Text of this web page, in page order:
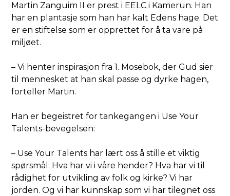
Martin Zanguim II er prest i EELC i Kamerun. Han
har en plantasje som han har kalt Edens hage. Det
er en stiftelse som er opprettet for å ta vare på
miljøet.
– Vi henter inspirasjon fra 1. Mosebok, der Gud sier
til mennesket at han skal passe og dyrke hagen,
forteller Martin.
Han er begeistret for tankegangen i Use Your
Talents-bevegelsen:
– Use Your Talents har lært oss å stille et viktig
spørsmål: Hva har vi i våre hender? Hva har vi til
rådighet for utvikling av folk og kirke? Vi har
jorden. Og vi har kunnskap som vi har tilegnet oss